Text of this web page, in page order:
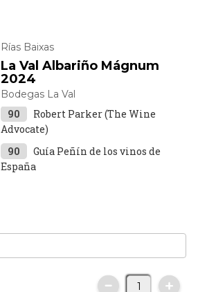
Rías Baixas
La Val Albariño Mágnum
2024
Bodegas La Val
90
Robert Parker (The Wine
Advocate)
90
Guía Peñín de los vinos de
España